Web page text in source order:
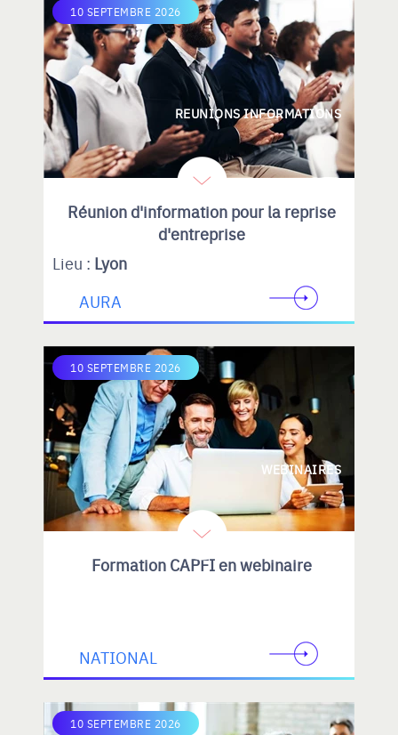
10 SEPTEMBRE 2026
REUNIONS INFORMATIONS
Réunion d'information pour la reprise
d'entreprise
Lieu : Lyon
AURA
10 SEPTEMBRE 2026
WEBINAIRES
Formation CAPFI en webinaire
NATIONAL
10 SEPTEMBRE 2026